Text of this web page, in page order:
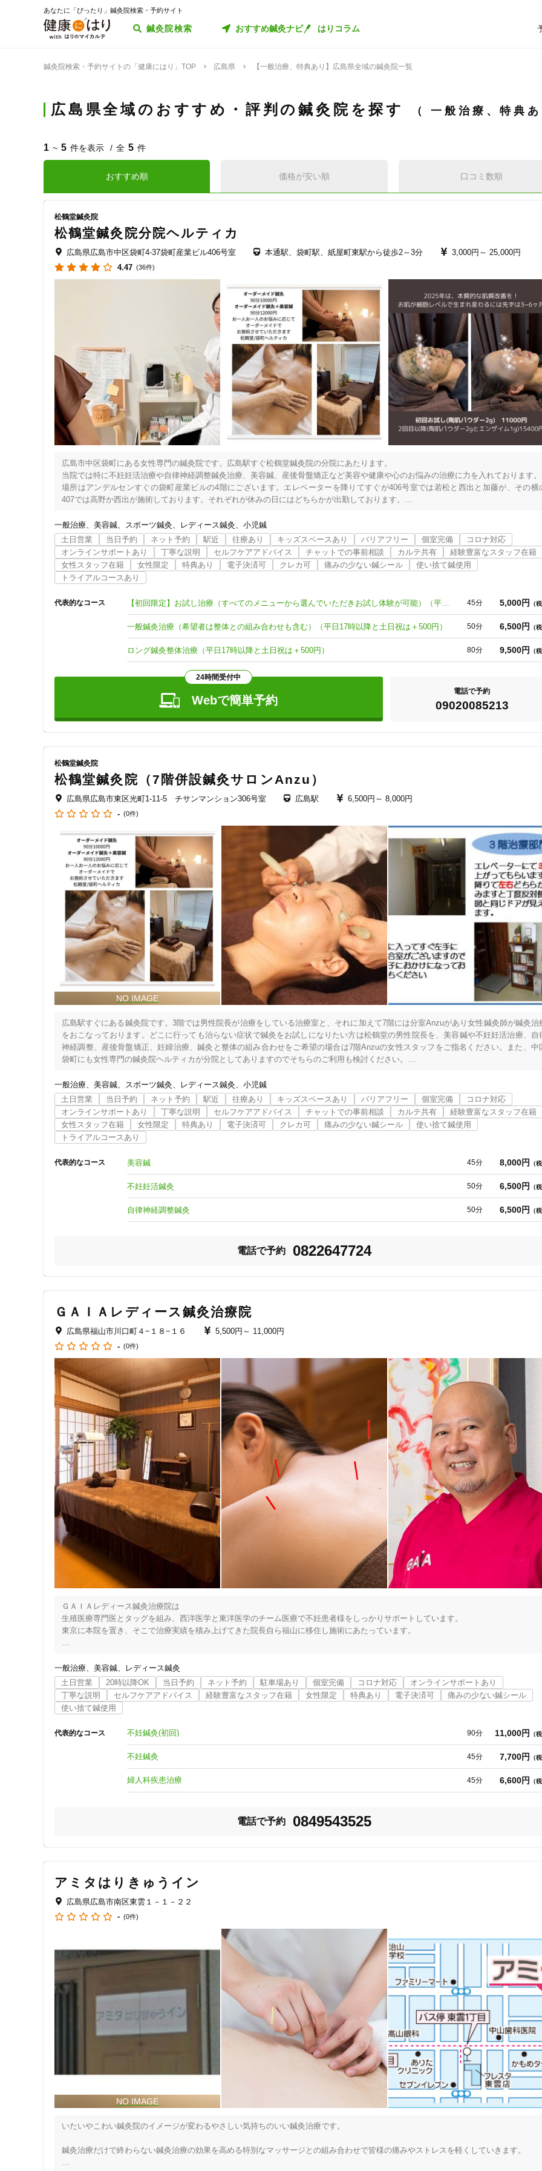
あなたに「ぴったり」鍼灸院検索・予約サイト
鍼灸院検索 おすすめ鍼灸ナビ はりコラム
鍼灸院検索・予約サイトの「健康にはり」TOP 広島県 【一般治療、特典あり】広島県全域の鍼灸院一覧
広島県全域のおすすめ・評判の鍼灸院を探す 一般治療、特典
住所 広島県全域 変更する
ジャンル
一般治療 美容鍼 スポーツ鍼灸 レディー
特徴・キーワード
受付時間の特徴
女性向けの特徴
女性スタッフ在籍
接客・サービスの特徴
コロナ対応 オンラインサポートあり 丁寧な説明
チャットでの事前相談 カルテ共有 経験豊富なスタッフ在籍
施術の特徴
痛みの少ない鍼シール
支払いに関する特徴
特典あり
クレカ可
キーワード
1 ~ 5 件を表示 全 5 件
おすすめ順 価格が安い順 口コミ数順
松鶴堂鍼灸院
松鶴堂鍼灸院分院ヘルティカ
広島県広島市中区袋町4-37袋町産業ビル406号室 本通駅、袋町駅、紙屋町東駅から徒歩2～3分 3,000円～ 25,000円
4.47 (36件)
広島市中区袋町にある女性専門の鍼灸院です。広島駅すぐ松鶴堂鍼灸院の分院にあたります。
当院では特に不妊妊活治療や自律神経調整鍼灸治療、美容鍼、産後骨盤矯正など美容や健康や心のお悩みの治療に力を入れております。
場所はアンデルセンすぐの袋町産業ビルの4階にございます。エレベーターを降りてすぐが406号室では若松と西出と加藤が、その横
407では高野か西出が施術しております。それぞれが休みの日にはどちらかが出勤しております。
もちろんこちらのネット予約がご利用可能です。初回限定になりますがお得な割引がありますのでネット予約でご確認ください。
広島駅が近い場合は松鶴堂鍼灸院か松鶴堂のビル内にある7階分室Anzuへ、中区袋町周辺が都合の良い方などはこちらヘルティカにて
約をお取りください。また、鍼灸に抵抗がある場合は整体マッサージコースもございますのでご安心ください。もちろんですが、痛く
く優しい鍼灸治療をすることをモットーにしております。
●ヘルティカの予約が取れない場合には
またヘルティカの予約が休みであったり、予約枠がいっぱいであったりしてお取りできない場合などはLINEで問い合わせしてみてくだ
い。ネット上では予約が埋まっていても状況によっては予約をお取りすることが可能なケースがございます。
もしくは松鶴堂鍼灸院本院か分室のAnzuのほうにお問い合わせください。HPは　https://www.syoukakudou.net/　になります。
美容鍼や不妊妊活や自律神経などは分室Anzuの女性スタッフを、鍼灸治療をしっかり受けたい方は男性院長がおすすめになります。
ヘルティカと同様のメニューを同じ女性鍼灸師で受けたい場合はAnzuにてご予約を取ってください。Anzuへの連絡は松鶴堂にてお取りす
一般治療 美容鍼 スポーツ鍼灸 レディース鍼灸
小児鍼
土日営業
当日予約 ネット予約 駅近 往療あり キッズスペースあり バリアフリー 個室完備
コロナ対応
オンラインサポートあり
丁寧な説明 セルフケアアドバイス チャットでの事前相談 カルテ共有
経験豊富なスタッフ在籍
女性スタッフ在籍
女性限定 特典あり 電子決済可 クレカ可 痛みの少ない鍼シール
使い捨て鍼使用
トライアルコースあり
代表的なコース 45分 5,000円 （
一般鍼灸治療（希望者は整体との組み合わせも含む）（平日17時以降と土日祝は＋500円） 50分 6,500円 （
ロング鍼灸整体治療（平日17時以降と土日祝は＋500円） 80分 9,500円 （
24時間受付中
Webで簡単予約
電話で予約
09020085213
松鶴堂鍼灸院
松鶴堂鍼灸院（7階併設鍼灸サロンAnzu）
広島県広島市東区光町1-11-5 チサンマンション306号室 広島駅 6,500円～ 8,000円
- (0件)
広島駅すぐにある鍼灸院です。3階では男性院長が治療をしている治療室と、それに加えて7階には分室Anzuがあり女性鍼灸師が鍼灸治
をおこなっております。どこに行っても治らない症状で鍼灸をお試しになりたい方は松鶴堂の男性院長を、美容鍼や不妊妊活治療、自
神経調整、産後骨盤矯正、妊婦治療、鍼灸と整体の組み合わせをご希望の場合は7階Anzuの女性スタッフをご指名ください。また、中
袋町にも女性専門の鍼灸院ヘルティカが分院としてありますのでそちらのご利用も検討ください。
のできるスタッフをご指名していただければ外国人の方にも対応可能になります。
緊急時のぎっくり腰や寝違えにも歩行が可能な方でありベットに横になれる状態であれば対応させていただきます。
さらに、鍼灸に抵抗がある場合は7階Anzuでは整体マッサージコースもございますので少し疲れたなという方の施術も可能となってお
ますのでお気軽にご利用いただければと思います。
一般治療 美容鍼 スポーツ鍼灸 レディース鍼灸
小児鍼
土日営業
当日予約 ネット予約 駅近 往療あり キッズスペースあり バリアフリー 個室完備
コロナ対応
オンラインサポートあり
丁寧な説明 セルフケアアドバイス チャットでの事前相談 カルテ共有
経験豊富なスタッフ在籍
女性スタッフ在籍
女性限定 特典あり 電子決済可 クレカ可 痛みの少ない鍼シール
使い捨て鍼使用
トライアルコースあり
代表的なコース 美容鍼 45分 8,000円 （
不妊妊活鍼灸 50分 6,500円 （
自律神経調整鍼灸 50分 6,500円 （
電話で予約 0822647724
ＧＡＩＡレディース鍼灸治療院
広島県福山市川口町４−１８−１６ 5,500円～ 11,000円
- (0件)
ＧＡＩＡレディース鍼灸治療院は
生殖医療専門医とタッグを組み、西洋医学と東洋医学のチーム医療で不妊患者様をしっかりサポートしています。
東京に本院を置き、そこで治療実績を積み上げてきた院長自ら福山に移住し施術にあたっています。
です。
【院長の思い】
私の長男は切迫早産により500gに満たない体重で産まれ10日でその生涯を終えました。
私は、その時の思いを、一生忘れることは無いでしょう。
その時にもし私に今の知識と技術があれば長男はきっと元気に育っていたでしょう。
その時の私と同じ辛い思いをする方を無くしたい。その思いから私は、不妊鍼灸をはじめました。
妊活には、いつかは卒業があります。
卵子の老化が注目される中、実際には老化以上にそれを加速させる劣化があるのでは無いかと考えています。
事実、現在に比べ100年前の方が40代で妊娠、出産する数は圧倒的に多いのです。
そうした中、当院では、
【卵子の質の向上！】にコミットし独自のメソッドにより子宝に恵まれたい方のサポートをしております。
GAIAレディース鍼灸治療院の妊活メソッド
☆はりきゅう治療
☆妊活講座・妊活ファスティング講座
☆妊活ファスティグ
圧倒的な知識と技術で貴女をサポートします。
不安な事は、何なりとご相談ください！
生理痛、PMS症状、更年期症状は無いのが当たり前です。
それもお薬の力を借りずに。
当院では、生理痛、生理不順、PMS、つわり、マタニティブルー、産後うつ、更年期症状のお悩みも安心してご相談いただけます。
一般治療 美容鍼
レディース鍼灸
土日営業
20時以降OK 当日予約 ネット予約 駐車場あり 個室完備 コロナ対応
オンラインサポートあり
丁寧な説明
セルフケアアドバイス 経験豊富なスタッフ在籍 女性限定 特典あり 電子決済可
痛みの少ない鍼シール
使い捨て鍼使用
代表的なコース 不妊鍼灸(初回) 90分 11,000円 （
不妊鍼灸 45分 7,700円 （
婦人科疾患治療 45分 6,600円 （
電話で予約 0849543525
アミタはりきゅうイン
広島県広島市南区東雲１－１－２２
- (0件)
いたいやこわい鍼灸院のイメージが変わるやさしい気持ちのいい鍼灸治療です。
鍼灸治療だけで終わらない鍼灸治療の効果を高める特別なマッサージとの組み合わせで皆様の痛みやストレスを軽くしていきます。
「健康にはりを見た」